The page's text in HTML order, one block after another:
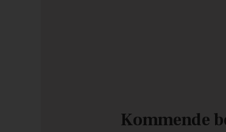
Kommende